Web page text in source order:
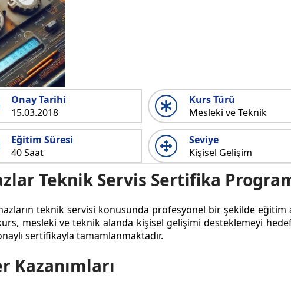
Onay Tarihi
15.03.2018
Kurs Türü
Mesleki ve Teknik
Eğitim Süresi
40 Saat
Seviye
Kişisel Gelişim
Teknik Servis Sertifika
teknik servisi konusunda profesyonel bir şekilde
mesleki ve teknik alanda kişisel gelişimi desteklemeyi
sertifikayla tamamlanmaktadır.
Kazanımları